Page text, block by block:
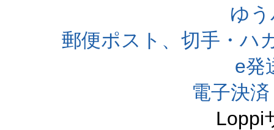
ゆ
郵便ポスト、切手・ハ
e発
電子決
Loppi